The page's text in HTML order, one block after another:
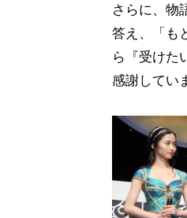
さらに、物
答え、「も
ら『受けた
感謝してい